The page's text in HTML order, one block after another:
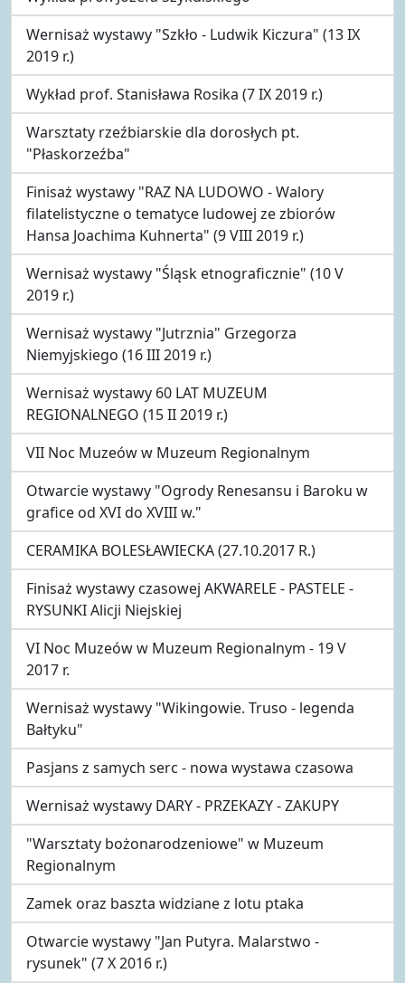
Wernisaż wystawy "Szkło - Ludwik Kiczura" (13 IX
2019 r.)
Wykład prof. Stanisława Rosika (7 IX 2019 r.)
Warsztaty rzeźbiarskie dla dorosłych pt.
"Płaskorzeźba"
Finisaż wystawy "RAZ NA LUDOWO - Walory
filatelistyczne o tematyce ludowej ze zbiorów
Hansa Joachima Kuhnerta" (9 VIII 2019 r.)
Wernisaż wystawy "Śląsk etnograficznie" (10 V
2019 r.)
Wernisaż wystawy "Jutrznia" Grzegorza
Niemyjskiego (16 III 2019 r.)
Wernisaż wystawy 60 LAT MUZEUM
REGIONALNEGO (15 II 2019 r.)
VII Noc Muzeów w Muzeum Regionalnym
Otwarcie wystawy "Ogrody Renesansu i Baroku w
grafice od XVI do XVIII w."
CERAMIKA BOLESŁAWIECKA (27.10.2017 R.)
Finisaż wystawy czasowej AKWARELE - PASTELE -
RYSUNKI Alicji Niejskiej
VI Noc Muzeów w Muzeum Regionalnym - 19 V
2017 r.
Wernisaż wystawy "Wikingowie. Truso - legenda
Bałtyku"
Pasjans z samych serc - nowa wystawa czasowa
Wernisaż wystawy DARY - PRZEKAZY - ZAKUPY
"Warsztaty bożonarodzeniowe" w Muzeum
Regionalnym
Zamek oraz baszta widziane z lotu ptaka
Otwarcie wystawy "Jan Putyra. Malarstwo -
rysunek" (7 X 2016 r.)